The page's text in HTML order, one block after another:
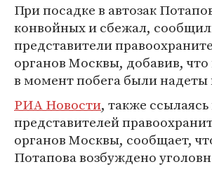
При посадке в автозак
конвойных и сбежал,
представители
органов Москвы, добавив, что
в момент побега были надеты
РИА Новости, также ссылаясь
представителей
органов Москвы, сообщает,
Потапова возбуждено